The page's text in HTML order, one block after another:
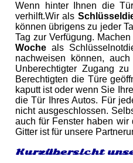
Wenn hinter Ihnen die
verhilft.Wir als
können übrigens zu jeder
Tag zur Verfügung.
Woche als
nachweisen können,
Unberechtigter Zugang
Berechtigten die Türe
kaputt ist oder wenn Sie
die Tür Ihres Autos. Für
nicht ausgeschlossen.
auch für Fenster haben
Gitter ist für unsere
Kurzübersicht